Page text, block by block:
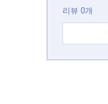
리뷰 0개